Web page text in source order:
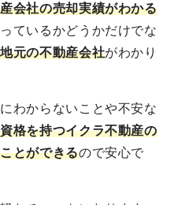
会社の売却実績がわかる
ているかどうかだけでな
元の不動産会社がわかり
わからないことや不安な
格を持つイクラ不動産の
とができるので安心で